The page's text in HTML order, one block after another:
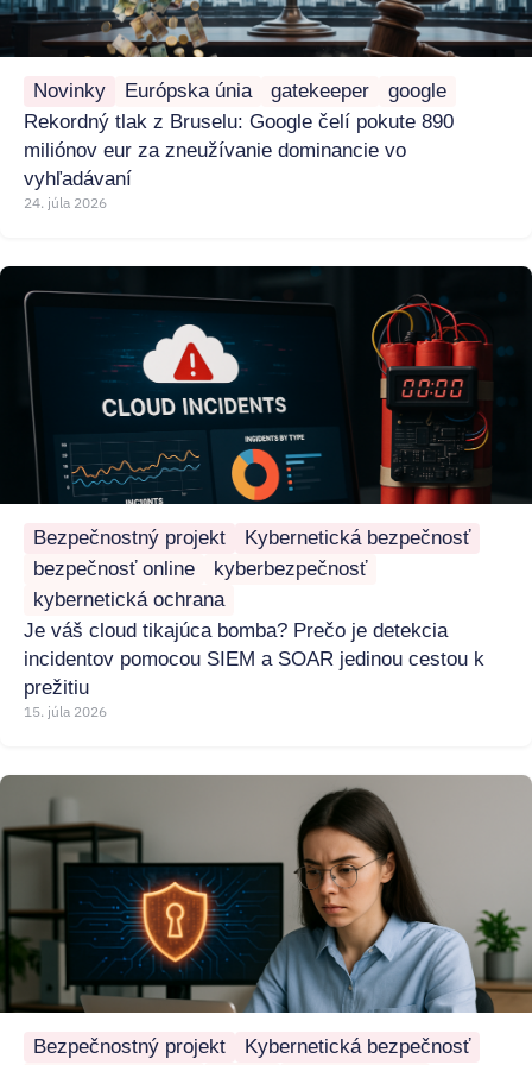
Novinky Európska únia gatekeeper
google
Rekordný tlak z Bruselu: Google čelí pokute 890
miliónov eur za zneužívanie dominancie vo
vyhľadávaní
24. júla 2026
Bezpečnostný projekt
Kybernetická bezpečnosť
bezpečnosť online
kyberbezpečnosť
kybernetická ochrana
Je váš cloud tikajúca bomba? Prečo je detekcia
incidentov pomocou SIEM a SOAR jedinou cestou k
prežitiu
15. júla 2026
Bezpečnostný projekt
Kybernetická bezpečnosť